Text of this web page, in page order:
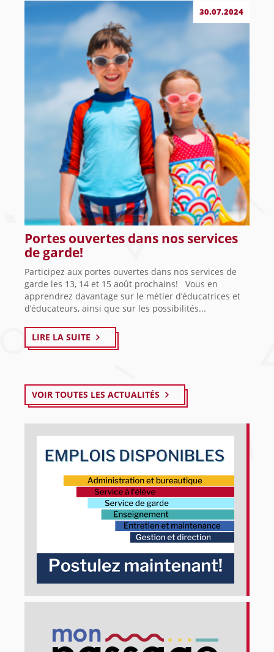
30.07.2024
Portes ouvertes dans nos services
de garde!
Participez aux portes ouvertes dans nos services de
garde les 13, 14 et 15 août prochains! Vous en
apprendrez davantage sur le métier d’éducatrices et
d’éducateurs, ainsi que sur les possibilités...
LIRE LA SUITE
VOIR TOUTES LES ACTUALITÉS